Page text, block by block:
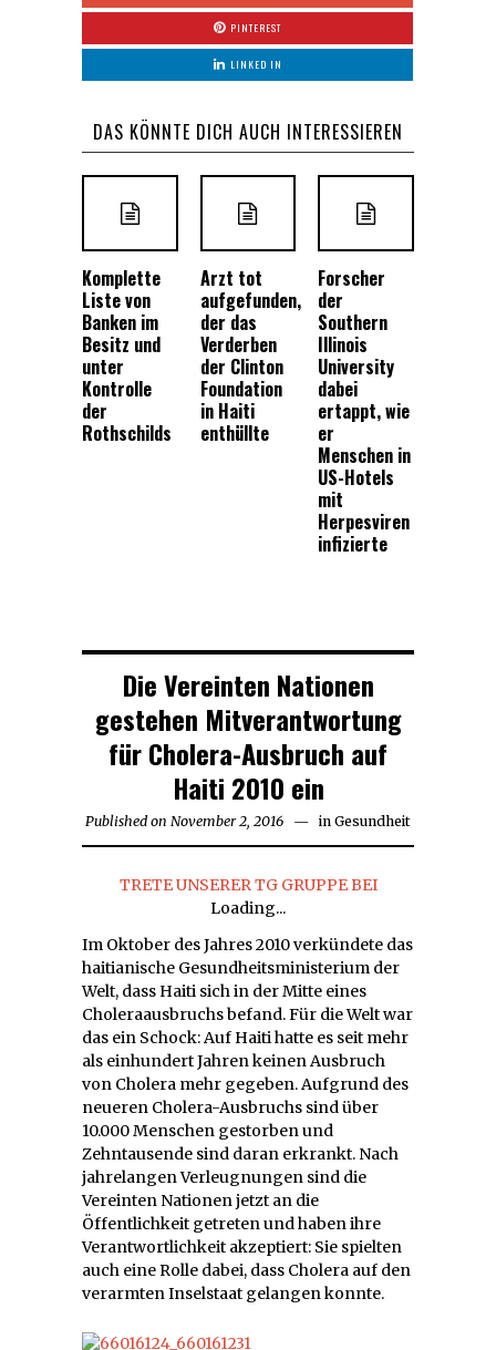
PINTEREST
LINKED IN
DAS KÖNNTE DICH AUCH INTERESSIEREN
Komplette
Liste von
Banken im
Besitz und
unter
Kontrolle
der
Rothschilds
Arzt tot
aufgefunden,
der das
Verderben
der Clinton
Foundation
in Haiti
enthüllte
Forscher
der
Southern
Illinois
University
dabei
ertappt, wie
er
Menschen in
US-Hotels
mit
Herpesviren
infizierte
Die Vereinten Nationen
gestehen Mitverantwortung
für Cholera-Ausbruch auf
Haiti 2010 ein
Published on November 2, 2016 December
4,
in Gesundheit
TRETE UNSERER TG GRUPPE BEI
Loading...
Im Oktober des Jahres 2010 verkündete das
haitianische Gesundheitsministerium der
Welt, dass Haiti sich in der Mitte eines
Choleraausbruchs befand. Für die Welt war
das ein Schock: Auf Haiti hatte es seit mehr
als einhundert Jahren keinen Ausbruch
von Cholera mehr gegeben. Aufgrund des
neueren Cholera-Ausbruchs sind über
10.000 Menschen gestorben und
Zehntausende sind daran erkrankt. Nach
jahrelangen Verleugnungen sind die
Vereinten Nationen jetzt an die
Öffentlichkeit getreten und haben ihre
Verantwortlichkeit akzeptiert: Sie spielten
auch eine Rolle dabei, dass Cholera auf den
verarmten Inselstaat gelangen konnte.